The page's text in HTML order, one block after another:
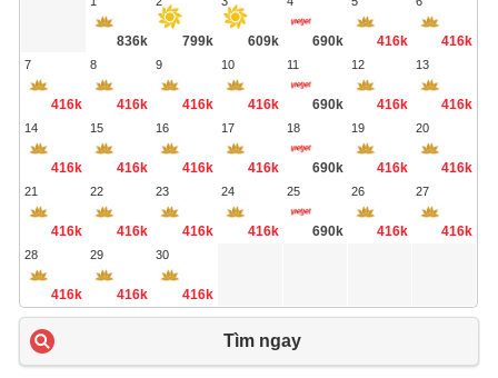
836k 799k 609k 690k 416k 416k
7
416k
8
416k
9
416k
10
416k
11
690k
12
416k
13
416k
14
416k
15
416k
16
416k
17
416k
18
690k
19
416k
20
416k
21
416k
22
416k
23
416k
24
416k
25
690k
26
416k
27
416k
28
416k
29
416k
30
416k
Tìm ngay